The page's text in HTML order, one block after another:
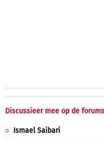
Discussieer mee op de forums
Ismael Saibari